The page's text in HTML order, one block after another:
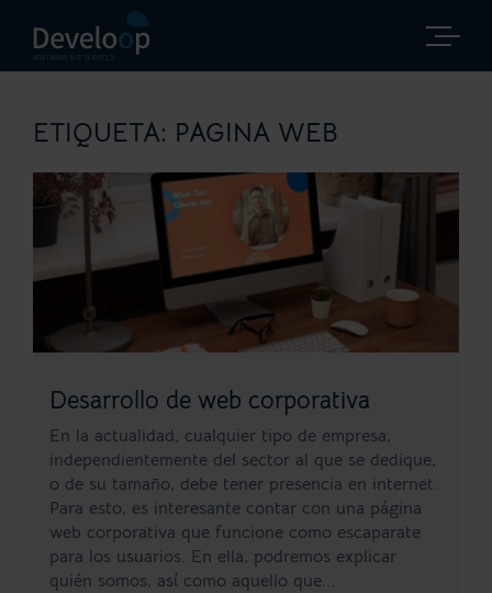
ETIQUETA: PAGINA WEB
Desarrollo de web corporativa
En la actualidad, cualquier tipo de empresa,
independientemente del sector al que se dedique,
o de su tamaño, debe tener presencia en internet.
Para esto, es interesante contar con una página
web corporativa que funcione como escaparate
para los usuarios. En ella, podremos explicar
quién somos, así como aquello que...